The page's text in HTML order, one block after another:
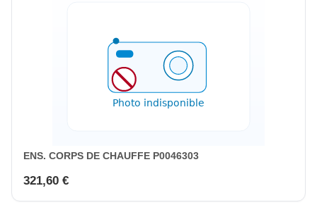
ENS. CORPS DE CHAUFFE P0046303
321,60 €